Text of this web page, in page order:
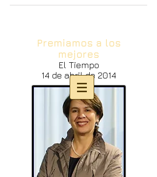
Premiamos a los
mejores
El Tiempo
14 de abril de 2014